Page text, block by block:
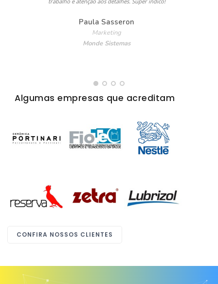
Paula Sasseron
Marketing
Monde Sistemas
Algumas empresas que acreditam
CONFIRA NOSSOS CLIENTES